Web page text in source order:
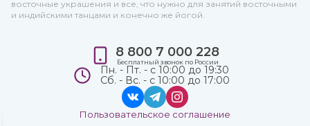
восточные украшения и все, что нужно для занятий восточными
и индийскими танцами и конечно же йогой.
8 800 7 000 228
Бесплатный звонок по России
Пн. - Пт. - с 10:00 до 19:30
Сб. - Вс. - с 10:00 до 17:00
Пользовательское соглашение